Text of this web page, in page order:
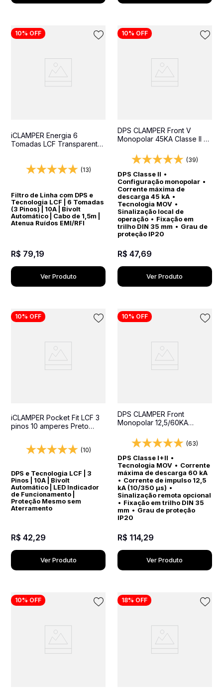
10% OFF
iCLAMPER Energia 6
Tomadas LCF Transparente
(13)
Filtro de Linha com DPS e
Tecnologia LCF | 6 Tomadas
(3 Pinos) | 10A | Bivolt
Automático | Cabo de 1,5m |
Atenua Ruídos EMI/RFI
R$ 79,19
Ver Produto
10% OFF
DPS CLAMPER Front V
Monopolar 45KA Classe II -
quadros elétricos
(39)
DPS Classe II •
Configuração monopolar•
Corrente máxima de
descarga 45 kA•
Tecnologia MOV•
Sinalização local de
operação• Fixação em
trilho DIN 35 mm • Grau de
proteção IP20
R$ 47,69
Ver Produto
10% OFF
iCLAMPER Pocket Fit LCF 3
pinos 10 amperes Preto
(10)
DPS e Tecnologia LCF | 3
Pinos | 10A | Bivolt
Automático | LED Indicador
de Funcionamento |
Proteção Mesmo sem
Aterramento
R$ 42,29
Ver Produto
10% OFF
DPS CLAMPER Front
Monopolar 12,5/60KA
surtos para quadros
elétricos
(63)
DPS Classe I+II •
Tecnologia MOV• Corrente
máxima de descarga 60 kA
• Corrente de impulso 12,5
kA (10/350 µs) •
Sinalização remota opcional
• Fixação em trilho DIN 35
mm • Grau de proteção
IP20
R$ 114,29
Ver Produto
10% OFF 18% OFF